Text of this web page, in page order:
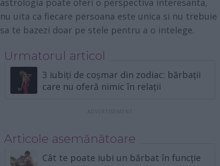
astrologia poate oferi o perspectiva interesanta,
nu uita ca fiecare persoana este unica si nu trebuie
sa te bazezi doar pe stele pentru a o intelege.
Urmatorul articol
3 iubiți de coșmar din zodiac: bărbații
care nu oferă nimic în relații
Articole asemănătoare
Cât te poate iubi un bărbat în funcție